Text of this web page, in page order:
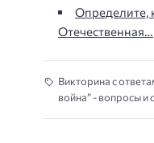
Определите,
Отечественная…
Викторина с
война” - вопросы и